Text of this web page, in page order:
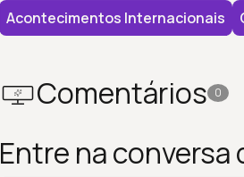
Acontecimentos Internacionais
Comentários 0
Entre na